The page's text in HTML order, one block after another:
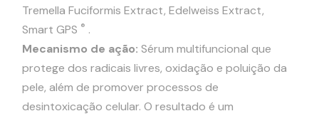
Tremella Fuciformis Extract, Edelweiss Extract,
Smart GPS ® .
Mecanismo de ação: Sérum multifuncional que
protege dos radicais livres, oxidação e poluição da
pele, além de promover processos de
desintoxicação celular. O resultado é um